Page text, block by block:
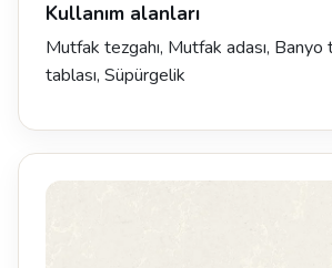
Kullanım alanları
Mutfak tezgahı, Mutfak adası, Banyo
tablası, Süpürgelik